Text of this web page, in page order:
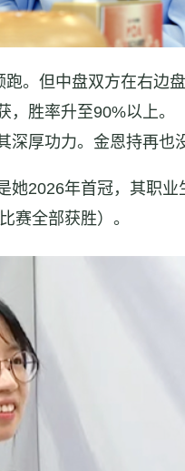
。但中盘双方在右边
胜率升至90%以上。
厚功力。金恩持再也
2026年首冠，其职
赛全部获胜）。